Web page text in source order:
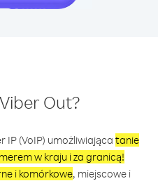
Out?
IP (VoIP) umożliwiająca tanie
w kraju i za granicą!
i komórkowe, miejscowe i